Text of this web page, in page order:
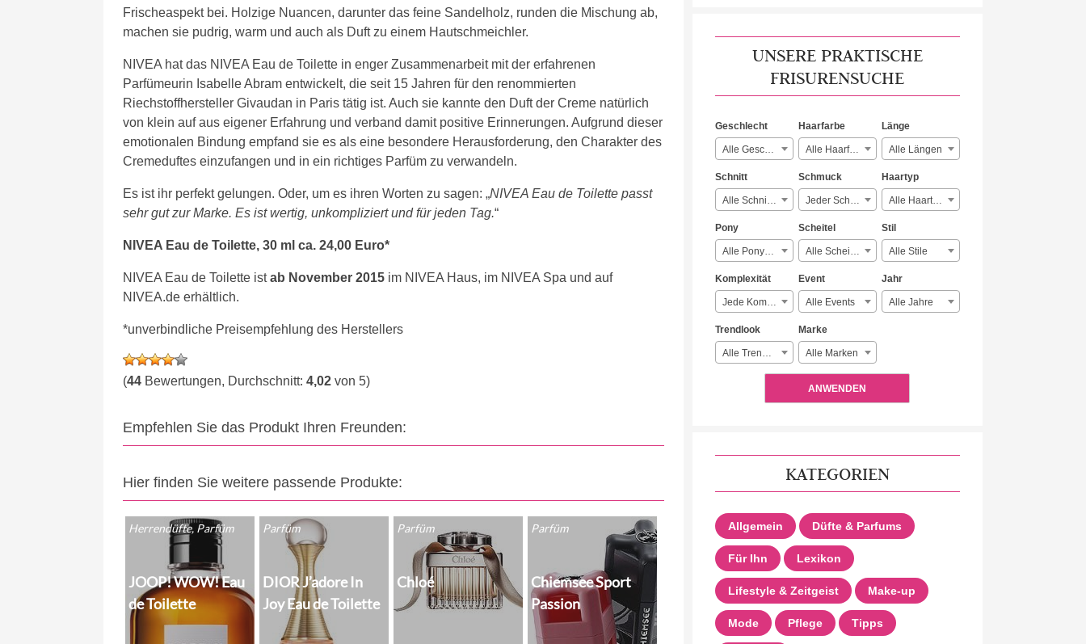
Frischeaspekt bei. Holzige Nuancen, darunter das feine Sandelholz, runden die Mischung ab,
machen sie pudrig, warm und auch als Duft zu einem Hautschmeichler.
NIVEA hat das NIVEA Eau de Toilette in enger Zusammenarbeit mit der erfahrenen
Parfümeurin Isabelle Abram entwickelt, die seit 15 Jahren für den renommierten
Riechstoffhersteller Givaudan in Paris tätig ist. Auch sie kannte den Duft der Creme natürlich
von klein auf aus eigener Erfahrung und verband damit positive Erinnerungen. Aufgrund dieser
emotionalen Bindung empfand sie es als eine besondere Herausforderung, den Charakter des
Cremeduftes einzufangen und in ein richtiges Parfüm zu verwandeln.
Es ist ihr perfekt gelungen. Oder, um es ihren Worten zu sagen: „NIVEA Eau de Toilette passt
sehr gut zur Marke. Es ist wertig, unkompliziert und für jeden Tag.“
NIVEA Eau de Toilette, 30 ml ca. 24,00 Euro*
NIVEA Eau de Toilette istab November 2015 im NIVEA Haus, im NIVEA Spa und auf
NIVEA.de erhältlich.
*unverbindliche Preisempfehlung des Herstellers
(44 Bewertungen, Durchschnitt: 4,02 von 5)
Empfehlen Sie das Produkt Ihren Freunden:
Hier finden Sie weitere passende Produkte:
Herrendüfte, Parfüm
JOOP! WOW! Eau
de Toilette
Parfüm
DIOR J’adore In
Joy Eau de Toilette
Parfüm
Chloé
Parfüm
Chiemsee Sport
Passion
UNSERE PRAKTISCHE
FRISURENSUCHE
Geschlecht
Alle Geschlechter
Haarfarbe
Alle Haarfarben
Länge
Alle Längen
Schnitt
Alle Schnitte
Schmuck
Jeder Schmuck
Haartyp
Alle Haartypen
Pony
Alle Ponyarten
Scheitel
Alle Scheitelarten
Stil
Alle Stile
Komplexität
Jede Komplexität
Event
Alle Events
Jahr
Alle Jahre
Trendlook
Alle Trendlooks
Marke
Alle Marken
ANWENDEN
KATEGORIEN
Allgemein Düfte & Parfums
Für Ihn Lexikon
Lifestyle & Zeitgeist Make-up
Mode Pflege Tipps